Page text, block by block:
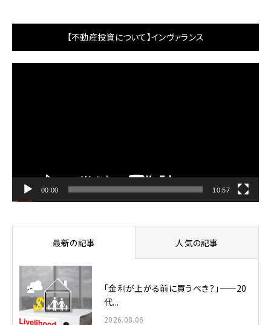
【不動産投資について】インヴァランス
00:00 10:57
最新の記事 人気の記事
「金利が上がる前に買うべき？」——20
代...
2026.08.06